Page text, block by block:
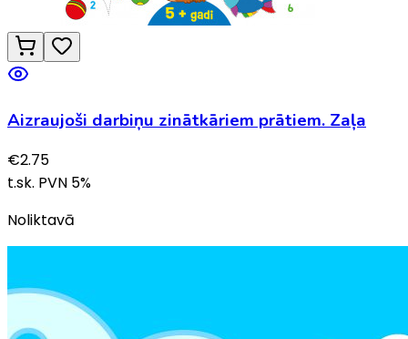
Aizraujoši darbiņu zinātkāriem prātiem. Zaļa
€2.75
t.sk. PVN 5%
Noliktavā